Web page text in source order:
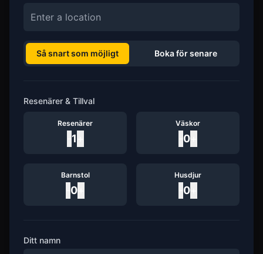
Så snart som möjligt Boka för senare
Resenärer & Tillval
Resenärer
1
Väskor
0
Barnstol
0
Husdjur
0
Ditt namn